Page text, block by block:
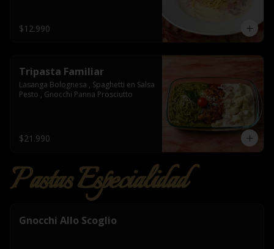
$12.990
Tripasta Familiar
Lasanga Bolognesa , Spaghetti en Salsa
Pesto , Gnocchi Panna Prosciutto
$21.990
Pastas Especialidad
Gnocchi Allo Scoglio